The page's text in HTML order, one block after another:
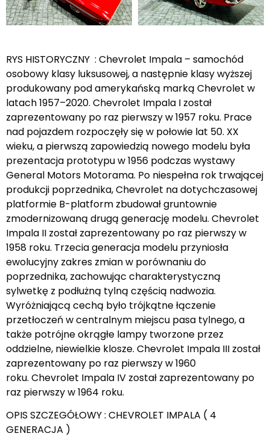
RYS HISTORYCZNY : Chevrolet Impala – samochód
osobowy klasy luksusowej, a następnie klasy wyższej
produkowany pod amerykańską marką Chevrolet w
latach 1957–2020. Chevrolet Impala I został
zaprezentowany po raz pierwszy w 1957 roku. Prace
nad pojazdem rozpoczęły się w połowie lat 50. XX
wieku, a pierwszą zapowiedzią nowego modelu była
prezentacja prototypu w 1956 podczas wystawy
General Motors Motorama. Po niespełna rok trwającej
produkcji poprzednika, Chevrolet na dotychczasowej
platformie B-platform zbudował gruntownie
zmodernizowaną drugą generację modelu. Chevrolet
Impala II został zaprezentowany po raz pierwszy w
1958 roku. Trzecia generacja modelu przyniosła
ewolucyjny zakres zmian w porównaniu do
poprzednika, zachowując charakterystyczną
sylwetkę z podłużną tylną częścią nadwozia.
Wyróżniającą cechą było trójkątne łączenie
przetłoczeń w centralnym miejscu pasa tylnego, a
także potrójne okrągłe lampy tworzone przez
oddzielne, niewielkie klosze. Chevrolet Impala III został
zaprezentowany po raz pierwszy w 1960
roku. Chevrolet Impala IV został zaprezentowany po
raz pierwszy w 1964 roku.
OPIS SZCZEGÓŁOWY : CHEVROLET IMPALA ( 4
GENERACJA )